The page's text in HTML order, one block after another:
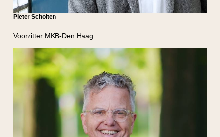
Voorzitter MKB-Den Haag
Pieter Scholten